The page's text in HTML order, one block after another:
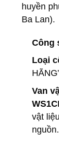
huyền
Ba Lan).
Công
Loại
Van
WS1CI
vật
nguồn.